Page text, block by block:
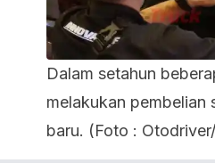
Dalam setahun
melakukan pembelian
baru. (Foto :